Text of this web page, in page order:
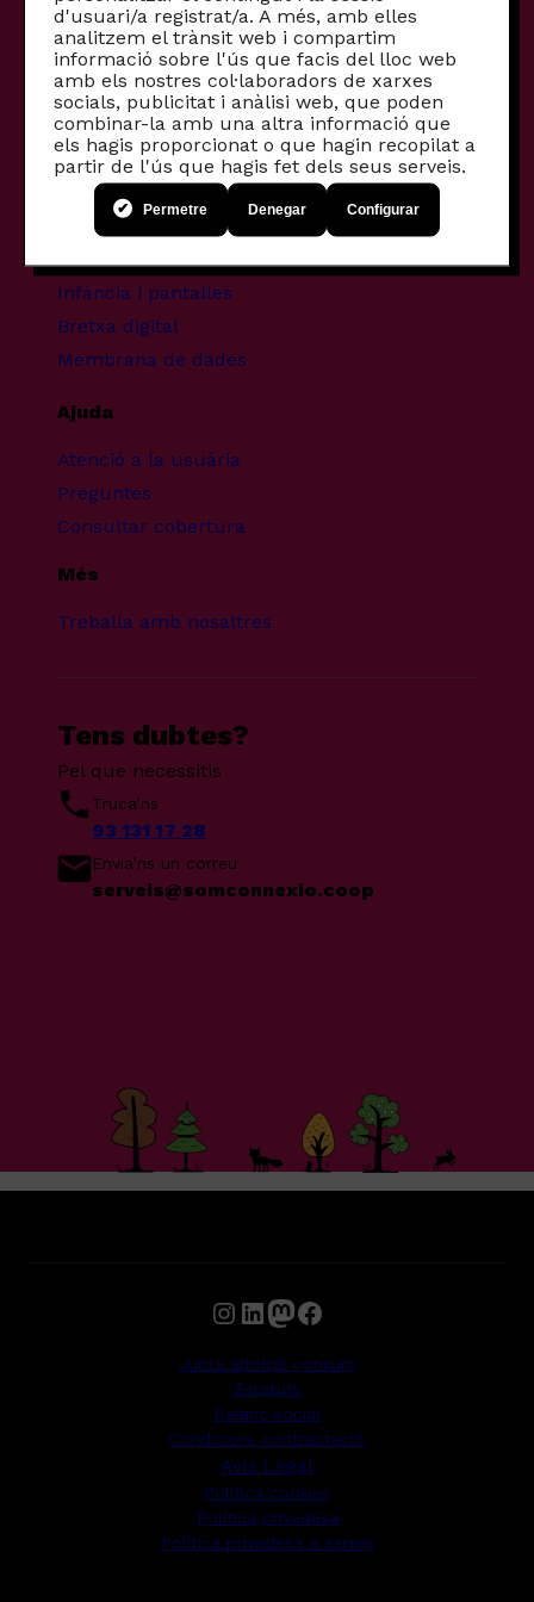
d'usuari/a registrat/a. A més, amb elles
analitzem el trànsit web i compartim
informació sobre l'ús que facis del lloc web
amb els nostres col·laboradors de xarxes
socials, publicitat i anàlisi web, que poden
combinar-la amb una altra informació que
els hagis proporcionat o que hagin recopilat a
partir de l'ús que hagis fet dels seus serveis.
Permetre Denegar Configurar
Router 5G
Altres productes
Productes per empreses
Fibra comunitària
Mòbils recondicionats
Projectes transformadors
Infància i pantalles
Bretxa digital
Membrana de dades
Ajuda
Atenció a la usuària
Preguntes
Consultar cobertura
Més
Treballa amb nosaltres
Tens dubtes?
Pel que necessitis
Truca’ns
93 131 17 28
Envia’ns un correu
serveis@somconnexio.coop
Instagram LinkedIn Mastodon Facebook
Junta arbitral consum
Estatuts
Balanç social
Condicions contractació
Avís Legal
Política cookies
Política privadesa
Política privadesa a xarxes